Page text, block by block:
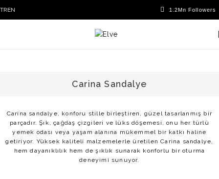
TREN
Carina Sandalye
Carina sandalye, konforu stille birleştiren, güzel tasarlanmış bir
parçadır. Şık, çağdaş çizgileri ve lüks döşemesi, onu her türlü
yemek odası veya yaşam alanına mükemmel bir katkı haline
getiriyor. Yüksek kaliteli malzemelerle üretilen Carina sandalye,
hem dayanıklılık hem de şıklık sunarak konforlu bir oturma
deneyimi sunuyor.